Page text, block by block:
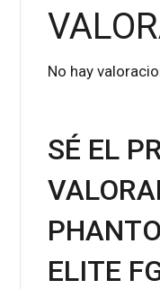
No hay
SÉ EL
ELITE